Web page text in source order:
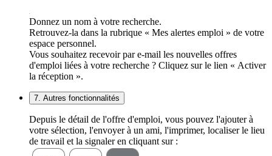
Donnez un nom à votre recherche.
Retrouvez-la dans la rubrique « Mes alertes emploi » de votre
espace personnel.
Vous souhaitez recevoir par e-mail les nouvelles offres
d'emploi liées à votre recherche ? Cliquez sur le lien « Activer
la réception ».
7. Autres fonctionnalités
Depuis le détail de l'offre d'emploi, vous pouvez l'ajouter à
votre sélection, l'envoyer à un ami, l'imprimer, localiser le lieu
de travail et la signaler en cliquant sur :